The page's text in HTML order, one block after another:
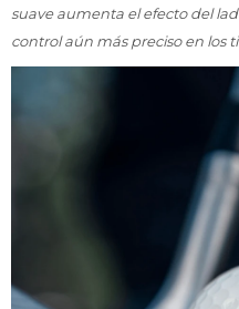
suave aumenta el efecto del
control aún más preciso en los